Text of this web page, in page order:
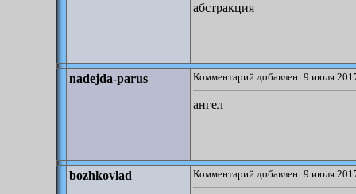
абстракция
nadejda-parus Комментарий добавлен: 9 июля
ангел
bozhkovlad Комментарий добавлен: 9 июля